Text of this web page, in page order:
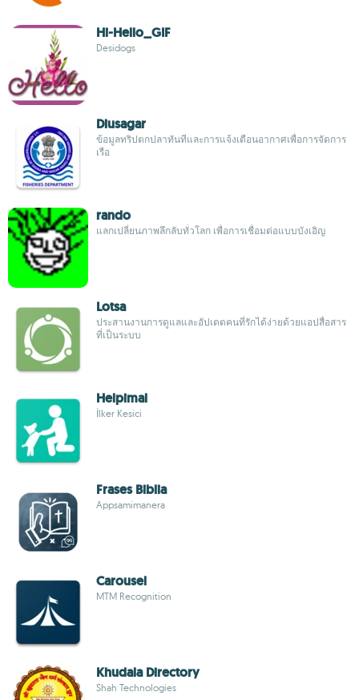
Hi-Hello_GIF
Desidogs
Diusagar
ข้อมูลทริปตกปลาทันทีและการแจ้งเตือนอากาศเพื่อการจัดการ
เรือ
rando
แลกเปลี่ยนภาพลึกลับทั่วโลก เพื่อการเชื่อมต่อแบบบังเอิญ
Lotsa
ประสานงานการดูแลและอัปเดตคนที่รักได้ง่ายด้วยแอปสื่อสาร
ที่เป็นระบบ
Helpimal
İlker Kesici
Frases Biblia
Appsamimanera
Carousel
MTM Recognition
Khudala Directory
Shah Technologies